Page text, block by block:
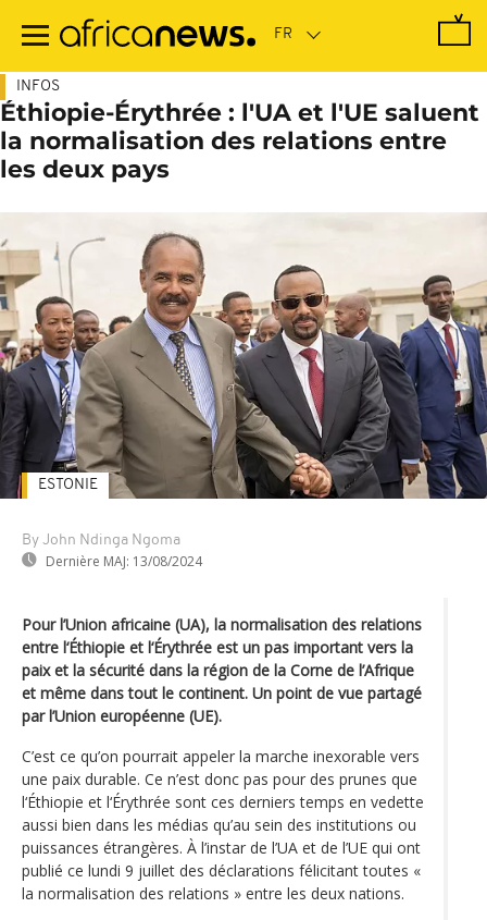
contenu
INFOS
Éthiopie-Érythrée : l'UA et l'UE saluent
la normalisation des relations entre
les deux pays
By John Ndinga Ngoma
Dernière MAJ: 13/08/2024
ESTONIE
Pour l’Union africaine (UA), la normalisation des relations
entre l‘Éthiopie et l‘Érythrée est un pas important vers la
paix et la sécurité dans la région de la Corne de l’Afrique
et même dans tout le continent. Un point de vue partagé
par l’Union européenne (UE).
C’est ce qu’on pourrait appeler la marche inexorable vers
une paix durable. Ce n’est donc pas pour des prunes que
l‘Éthiopie et l‘Érythrée sont ces derniers temps en vedette
aussi bien dans les médias qu’au sein des institutions ou
puissances étrangères. À l’instar de l’UA et de l’UE qui ont
publié ce lundi 9 juillet des déclarations félicitant toutes «
la normalisation des relations » entre les deux nations.